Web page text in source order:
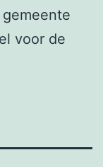
voor de